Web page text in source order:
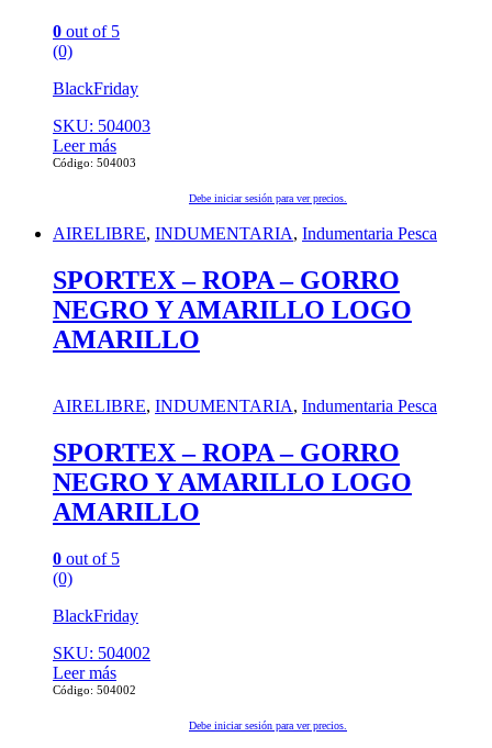
0 out of 5
(0)
BlackFriday
SKU: 504003
Leer más
Código: 504003
Debe iniciar sesión para ver precios.
AIRELIBRE, INDUMENTARIA, Indumentaria Pesca
SPORTEX – ROPA – GORRO
NEGRO Y AMARILLO LOGO
AMARILLO
AIRELIBRE, INDUMENTARIA, Indumentaria Pesca
SPORTEX – ROPA – GORRO
NEGRO Y AMARILLO LOGO
AMARILLO
0 out of 5
(0)
BlackFriday
SKU: 504002
Leer más
Código: 504002
Debe iniciar sesión para ver precios.